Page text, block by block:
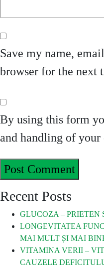
Save my name,
browser for the next
By using this form
and handling of
Recent Posts
GLUCOZA – PRIETEN
LONGEVITATEA
MAI MULT ȘI MAI
VITAMINA VERII –
CAUZELE